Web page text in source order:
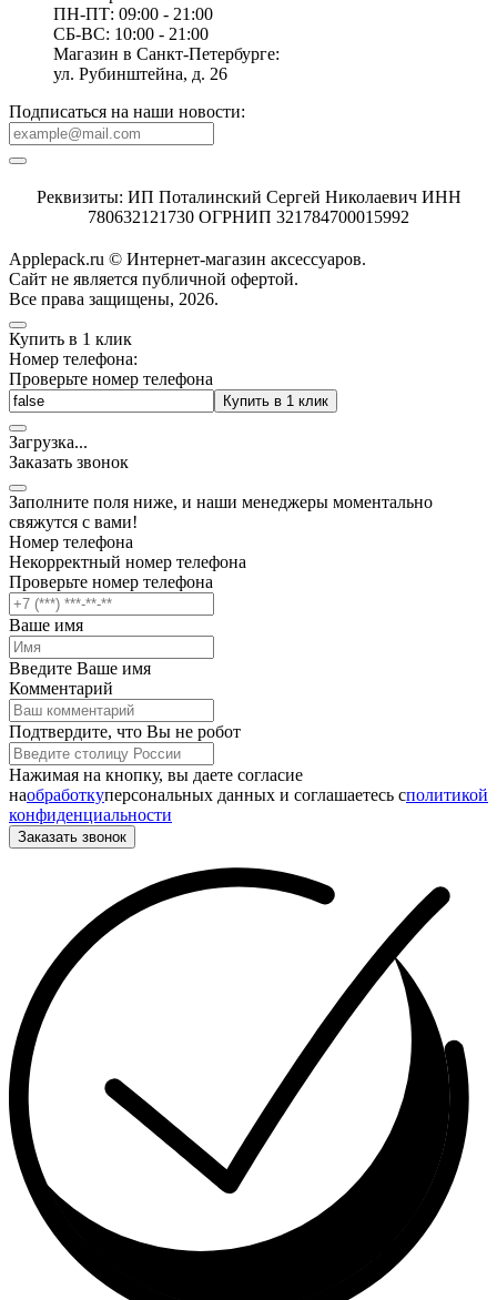
ПН-ПТ: 09:00 - 21:00
СБ-ВС: 10:00 - 21:00
Магазин в Санкт-Петербурге:
ул. Рубинштейна, д. 26
Подписаться на наши новости:
Реквизиты: ИП Поталинский Сергей Николаевич ИНН
780632121730 ОГРНИП 321784700015992
Applepack.ru © Интернет-магазин аксессуаров.
Cайт не является публичной офертой.
Все права защищены, 2026.
Купить в 1 клик
Номер телефона:
Проверьте номер телефона
Купить в 1 клик
Загрузка...
Заказать звонок
Заполните поля ниже, и наши менеджеры моментально
свяжутся с вами!
Номер телефона
Некорректный номер телефона
Проверьте номер телефона
Ваше имя
Введите Ваше имя
Комментарий
Подтвердите, что Вы не робот
Нажимая на кнопку, вы даете согласие
наобработкуперсональных данных и соглашаетесь cполитикой
конфиденциальности
Заказать звонок